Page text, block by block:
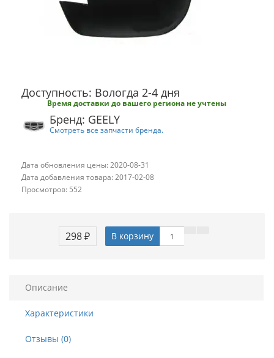
Доступность: Вологда 2-4 дня
Время доставки до вашего региона не учтены
Бренд: GEELY
Смотреть все запчасти бренда.
Дата обновления цены: 2020-08-31
Дата добавления товара: 2017-02-08
Просмотров: 552
298 ₽ В корзину
Описание
Характеристики
Отзывы (0)